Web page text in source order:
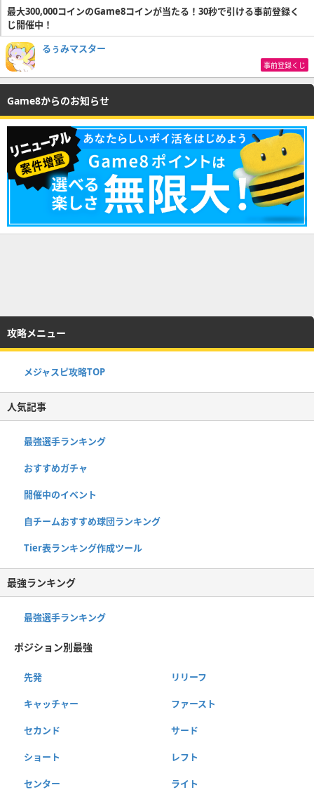
最大300,000コインのGame8コインが当たる！30秒で引ける事前登録く
じ開催中！
るぅみマスター
事前登録くじ
Game8からのお知らせ
攻略メニュー
メジャスピ攻略TOP
人気記事
最強選手ランキング
おすすめガチャ
開催中のイベント
自チームおすすめ球団ランキング
Tier表ランキング作成ツール
最強ランキング
最強選手ランキング
ポジション別最強
先発 リリーフ
キャッチャー ファースト
セカンド サード
ショート レフト
センター ライト